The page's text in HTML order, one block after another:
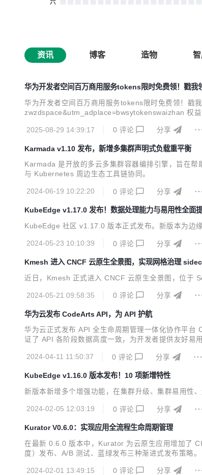
资讯 博客 造物
华为开发者空间百万商用服务tokens限时免费领！戳我
华为开发者空间百万商用服务tokens限时免费领！
zwzdspace&utm_adplace=bwsytokenswaizhan 权
2025-08-29 14:39:17
0 评论 分享
Karmada v1.10 发布，新增多集群声明式负载重平衡
Karmada 是开放的多云多集群容器编排引擎，旨在
与 Kubernetes 周边生态工具链协同。
2024-06-19 10:22:20 0 评论 分享
KubeEdge v1.17.0 发布！数据处理能力与易用性全面
KubeEdge 社区 v1.17.0 版本正式发布。新版本为边
2024-05-23 10:10:39 0 评论 分享
Kmesh 进入 CNCF 云原生全景图，实现网格治理
近日，Kmesh 正式进入 CNCF 云原生全景图，位于
2024-05-21 09:58:35 0 评论 分享
华为云发布 CodeArts API，为 API 护航
华为云正式发布 API 全生命周期管理一体化协作平台
证了 API 各阶段数据高度一致，为开发者提供友好易
2024-04-11 11:50:37 0 评论 分享
KubeEdge v1.16.0 版本发布！10 项新增特性
新版本新增多个增强功能，在集群升级、集群易用性
2024-02-05 12:03:19 0 评论 分享
Kurator V0.6.0：实现应用全流程生命周期管理
在最新 0.6.0 版本中，Kurator 为云原生应用增加了
度）发布、A/B 测试、蓝绿发布三种渐进式发布策略。
2024-02-01 13:49:15 0 评论 分享